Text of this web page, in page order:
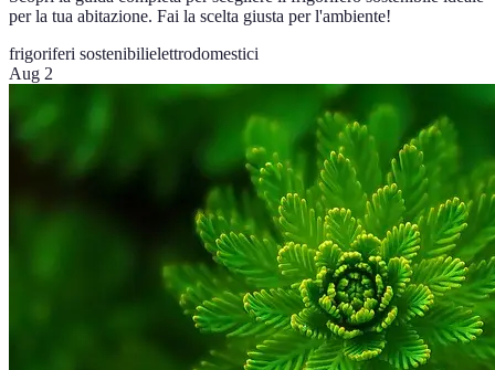
per la tua abitazione. Fai la scelta giusta per l'ambiente!
frigoriferi sostenibilielettrodomestici
Aug 2